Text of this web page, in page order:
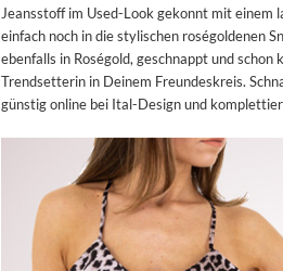
Jeansstoff im Used-Look gekonnt mit einem
einfach noch in die stylischen roségoldenen
ebenfalls in Roségold, geschnappt und
Trendsetterin in Deinem Freundeskreis.
günstig online bei Ital-Design und